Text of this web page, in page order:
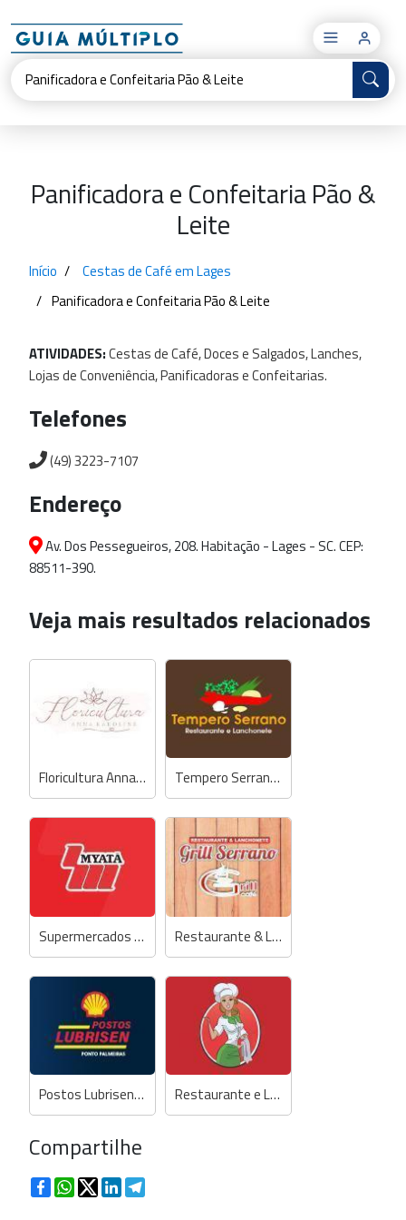
×
Panificadora e Confeitaria Pão &
Leite
Início
Cestas de Café em Lages
Panificadora e Confeitaria Pão & Leite
ATIVIDADES:CestasdeCafé,Docese Salgados,Lanches,
LojasdeConveniência,PanificadoraseConfeitarias.
Telefones
(49) 3223-7107
Endereço
Av. Dos Pessegueiros, 208. Habitação - Lages - SC. CEP:
88511-390.
Veja mais resultados relacionados
Floricultura Anna Karoline Tempero Serrano Restaurante e Lanchonete
Supermercados Myatã Restaurante & Lanchonete Grill Serrano
Postos Lubrisen - Ponto Palmeiras Restaurante e Lanchonete Paraíso da Serra
Compartilhe
FacebookWhatsApp
TwitterLinkedIn